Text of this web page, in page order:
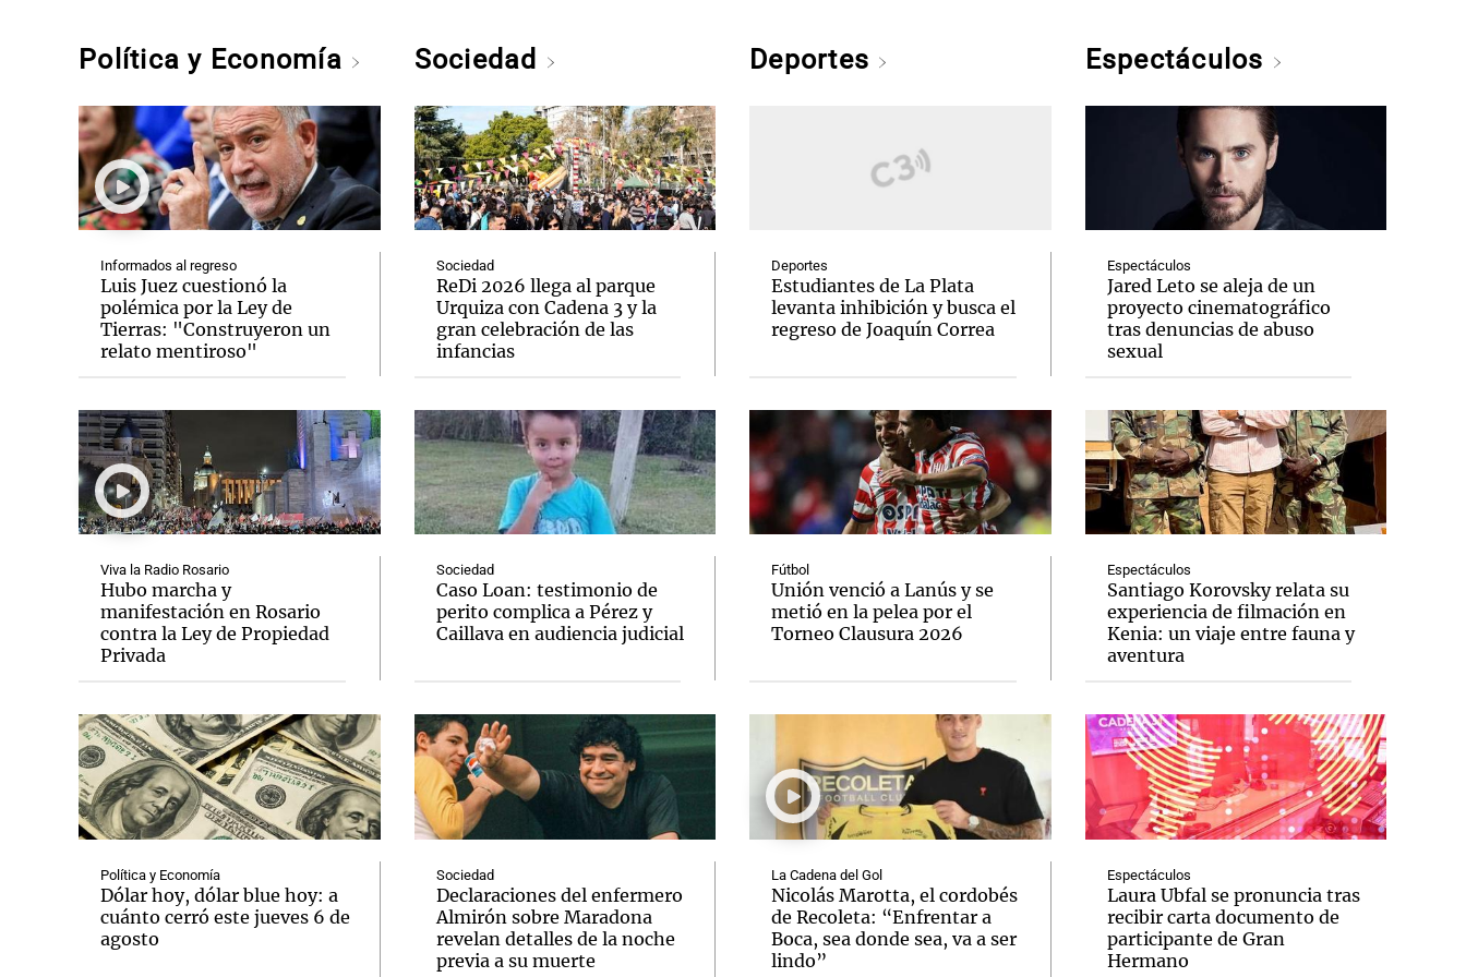
Política y Economía
Informados al regreso
Luis Juez cuestionó la
polémica por la Ley de
Tierras: "Construyeron un
relato mentiroso"
Viva la Radio Rosario
Hubo marcha y
manifestación en Rosario
contra la Ley de Propiedad
Privada
Política y Economía
Dólar hoy, dólar blue hoy: a
cuánto cerró este jueves 6 de
agosto
Sociedad
Sociedad
ReDi 2026 llega al parque
Urquiza con Cadena 3 y la
gran celebración de las
infancias
Sociedad
Caso Loan: testimonio de
perito complica a Pérez y
Caillava en audiencia judicial
Sociedad
Declaraciones del enfermero
Almirón sobre Maradona
revelan detalles de la noche
previa a su muerte
Deportes
Deportes
Estudiantes de La Plata
levanta inhibición y busca el
regreso de Joaquín Correa
Fútbol
Unión venció a Lanús y se
metió en la pelea por el
Torneo Clausura 2026
La Cadena del Gol
Nicolás Marotta, el cordobés
de Recoleta: “Enfrentar a
Boca, sea donde sea, va a ser
lindo”
Espectáculos
Espectáculos
Jared Leto se aleja de un
proyecto cinematográfico
tras denuncias de abuso
sexual
Espectáculos
Santiago Korovsky relata su
experiencia de filmación en
Kenia: un viaje entre fauna y
aventura
Espectáculos
Laura Ubfal se pronuncia tras
recibir carta documento de
participante de Gran
Hermano
Notas Notas
El huracán de Arequito
Notas
Cadena 3 en Groenlandia
Notas